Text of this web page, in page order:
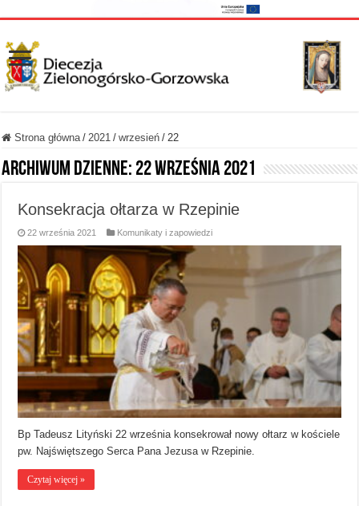
Strona główna / 2021 / wrzesień / 22
Archiwum dzienne: 22 września 2021
Konsekracja ołtarza w Rzepinie
22 września 2021 Komunikaty i zapowiedzi
Bp Tadeusz Lityński 22 września konsekrował nowy ołtarz w kościele
pw. Najświętszego Serca Pana Jezusa w Rzepinie.
Czytaj więcej »